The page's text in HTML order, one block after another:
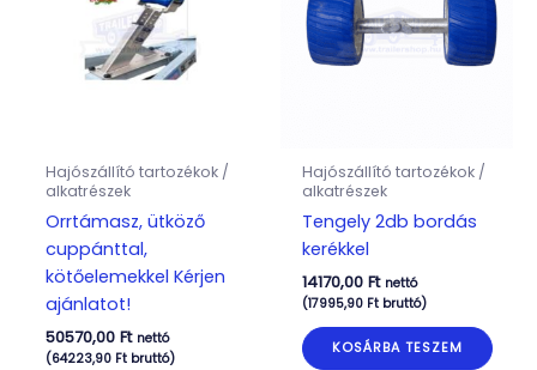
Hajószállító tartozékok /
alkatrészek
Orrtámasz, ütköző
cuppánttal,
kötőelemekkel Kérjen
ajánlatot!
50570,00 Ft nettó
(64223,90 Ftbruttó)
Hajószállító tartozékok /
alkatrészek
Tengely 2db bordás
kerékkel
14170,00 Ft nettó
(17995,90 Ftbruttó)
KOSÁRBA TESZEM